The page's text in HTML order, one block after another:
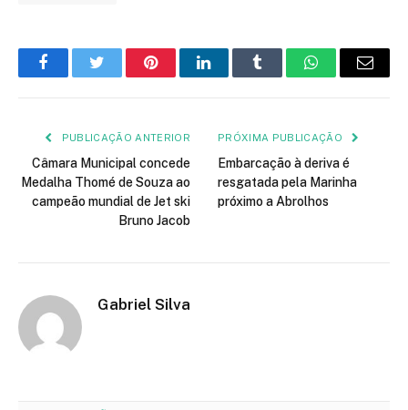
FacebookTwitter PinterestLinkedInTumblr WhatsApp
E-
PUBLICAÇÃO ANTERIOR
Câmara Municipal concede
Medalha Thomé de Souza ao
campeão mundial de Jet ski
Bruno Jacob
PRÓXIMA PUBLICAÇÃO
Embarcação à deriva é
resgatada pela Marinha
próximo a Abrolhos
Gabriel Silva